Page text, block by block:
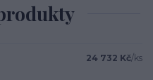
24 732 Kč/ks